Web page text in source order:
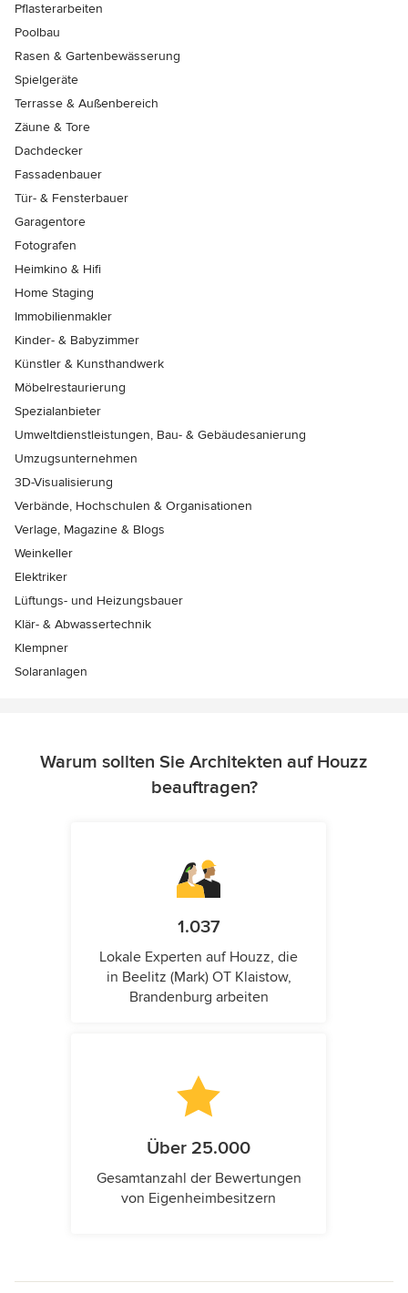
Pflasterarbeiten
Poolbau
Rasen & Gartenbewässerung
Spielgeräte
Terrasse & Außenbereich
Zäune & Tore
Dachdecker
Fassadenbauer
Tür- & Fensterbauer
Garagentore
Fotografen
Heimkino & Hifi
Home Staging
Immobilienmakler
Kinder- & Babyzimmer
Künstler & Kunsthandwerk
Möbelrestaurierung
Spezialanbieter
Umweltdienstleistungen, Bau- & Gebäudesanierung
Umzugsunternehmen
3D-Visualisierung
Verbände, Hochschulen & Organisationen
Verlage, Magazine & Blogs
Weinkeller
Elektriker
Lüftungs- und Heizungsbauer
Klär- & Abwassertechnik
Klempner
Solaranlagen
Warum sollten Sie Architekten auf Houzz
beauftragen?
1.037
Lokale Experten auf Houzz, die
in Beelitz (Mark) OT Klaistow,
Brandenburg arbeiten
Über 25.000
Gesamtanzahl der Bewertungen
von Eigenheimbesitzern